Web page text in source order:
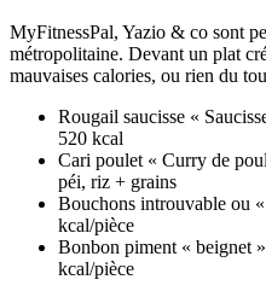
MyFitnessPal, Yazio & co sont
métropolitaine. Devant un plat
mauvaises calories, ou rien du
Rougail saucisse «
520 kcal
Cari poulet « Curry de
péi, riz + grains
Bouchons introuvable ou
kcal/pièce
Bonbon piment « beignet
kcal/pièce